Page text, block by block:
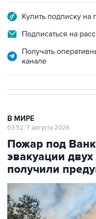
Купить подписку
Подписаться на
Получать
канале
В МИРЕ
03:52, 7 августа 2026
Пожар под
эвакуации
получили